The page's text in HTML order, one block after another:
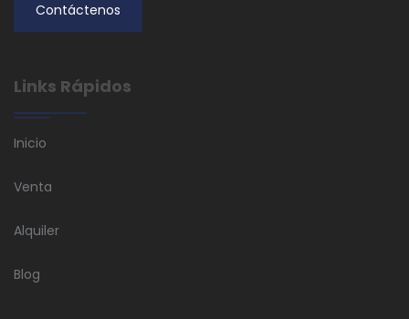
Contáctenos
Links Rápidos
Inicio
Venta
Alquiler
Blog